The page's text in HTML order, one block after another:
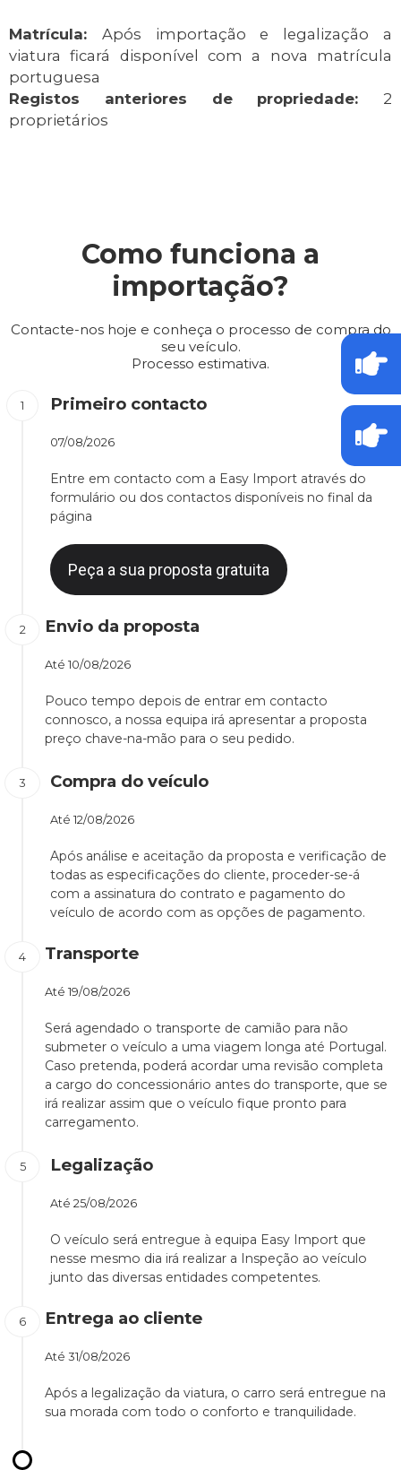
Matrícula: Após importação e legalização a
viatura ficará disponível com a nova matrícula
portuguesa
Registos anteriores de propriedade: 2
proprietários
Como funciona a
importação?
Contacte-nos hoje e conheça o processo de compra do
seu veículo.
Processo estimativa.
Primeiro contacto
07/08/2026
Entre em contacto com a Easy Import através do
formulário ou dos contactos disponíveis no final da
página
Peça a sua proposta gratuita
Envio da proposta
Até 10/08/2026
Pouco tempo depois de entrar em contacto
connosco, a nossa equipa irá apresentar a proposta
preço chave-na-mão para o seu pedido.
Compra do veículo
Até 12/08/2026
Após análise e aceitação da proposta e verificação de
todas as especificações do cliente, proceder-se-á
com a assinatura do contrato e pagamento do
veículo de acordo com as opções de pagamento.
Transporte
Até 19/08/2026
Será agendado o transporte de camião para não
submeter o veículo a uma viagem longa até Portugal.
Caso pretenda, poderá acordar uma revisão completa
a cargo do concessionário antes do transporte, que se
irá realizar assim que o veículo fique pronto para
carregamento.
Legalização
Até 25/08/2026
O veículo será entregue à equipa Easy Import que
nesse mesmo dia irá realizar a Inspeção ao veículo
junto das diversas entidades competentes.
Entrega ao cliente
Até 31/08/2026
Após a legalização da viatura, o carro será entregue na
sua morada com todo o conforto e tranquilidade.